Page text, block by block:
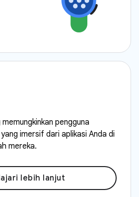
pengguna
imersif dari aplikasi Anda di
mereka.
lebih lanjut